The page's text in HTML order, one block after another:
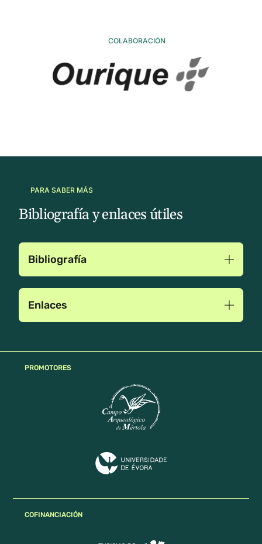
COLABORACIÓN
PARA SABER MÁS
Bibliografía y enlaces útiles
Bibliografía
Enlaces
PROMOTORES
COFINANCIACIÓN